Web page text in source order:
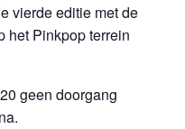
vierde editie met de
het Pinkpop terrein
geen doorgang